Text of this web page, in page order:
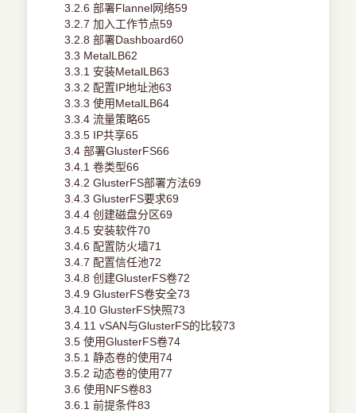
3.2.6 部署Flannel网络59
3.2.7 加入工作节点59
3.2.8 部署Dashboard60
3.3 MetalLB62
3.3.1 安装MetalLB63
3.3.2 配置IP地址池63
3.3.3 使用MetalLB64
3.3.4 流量策略65
3.3.5 IP共享65
3.4 部署GlusterFS66
3.4.1 卷类型66
3.4.2 GlusterFS部署方法69
3.4.3 GlusterFS要求69
3.4.4 创建磁盘分区69
3.4.5 安装软件70
3.4.6 配置防火墙71
3.4.7 配置信任池72
3.4.8 创建GlusterFS卷72
3.4.9 GlusterFS卷安全73
3.4.10 GlusterFS快照73
3.4.11 vSAN与GlusterFS的比较73
3.5 使用GlusterFS卷74
3.5.1 静态卷的使用74
3.5.2 动态卷的使用77
3.6 使用NFS卷83
3.6.1 前提条件83